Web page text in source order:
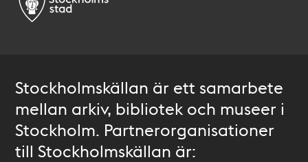
Stockholmskällan är ett samarbete
mellan arkiv, bibliotek och museer i
Stockholm. Partnerorganisationer
till Stockholmskällan är: